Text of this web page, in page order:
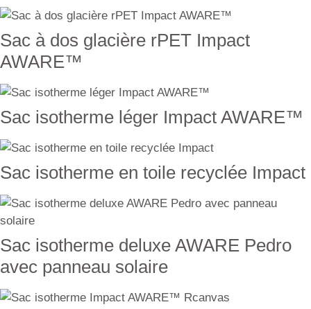
Sac à dos glacière rPET Impact
AWARE™
Sac isotherme léger Impact AWARE™
Sac isotherme en toile recyclée Impact
Sac isotherme deluxe AWARE Pedro
avec panneau solaire